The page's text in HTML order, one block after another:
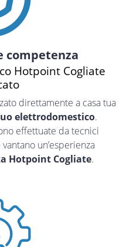
competenza
Hotpoint Cogliate
direttamente a casa tua
elettrodomestico.
effettuate da tecnici
un’esperienza
Hotpoint Cogliate.